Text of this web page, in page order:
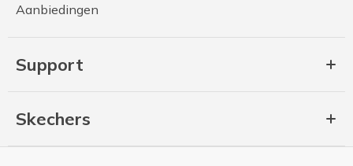
Aanbiedingen
Support
Skechers